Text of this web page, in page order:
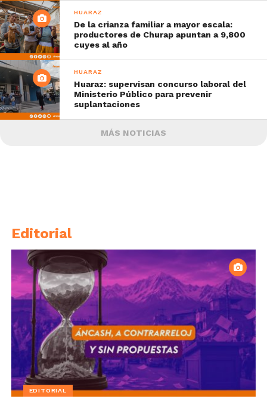
HUARAZ
De la crianza familiar a mayor escala:
productores de Churap apuntan a 9,800
cuyes al año
HUARAZ
Huaraz: supervisan concurso laboral del
Ministerio Público para prevenir
suplantaciones
MÁS NOTICIAS
Editorial
EDITORIAL